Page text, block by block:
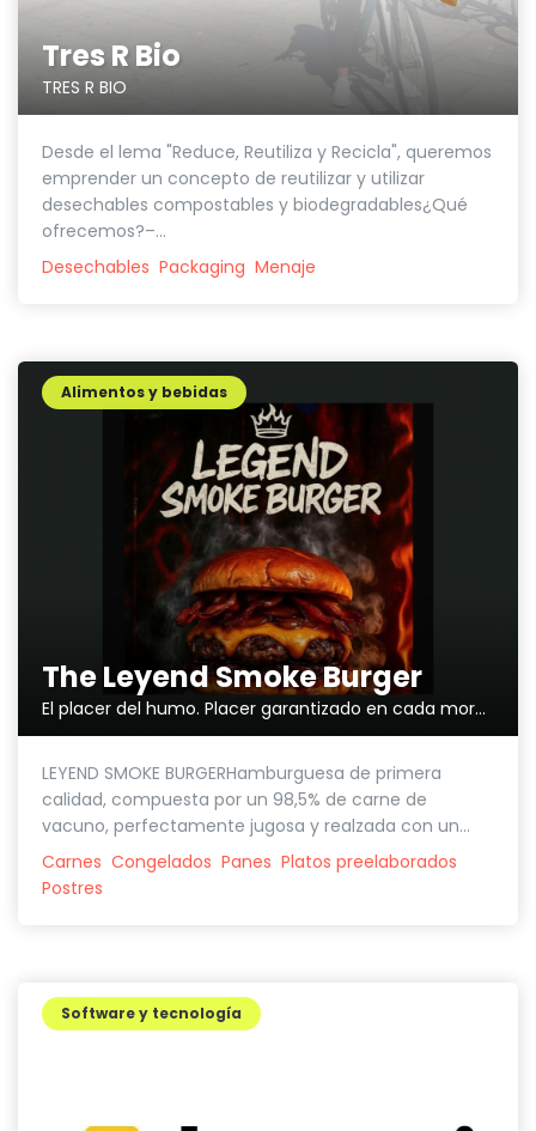
Tres R Bio
TRES R BIO
Desde el lema "Reduce, Reutiliza y Recicla", queremos
emprender un concepto de reutilizar y utilizar
desechables compostables y biodegradables¿Qué
ofrecemos?–...
Desechables Packaging Menaje
The Leyend Smoke Burger
El placer del humo. Placer garantizado en cada mordisco.
Alimentos y bebidas
LEYEND SMOKE BURGERHamburguesa de primera
calidad, compuesta por un 98,5% de carne de
vacuno, perfectamente jugosa y realzada con un...
Carnes Congelados Panes Platos preelaborados
Postres
Software y tecnología